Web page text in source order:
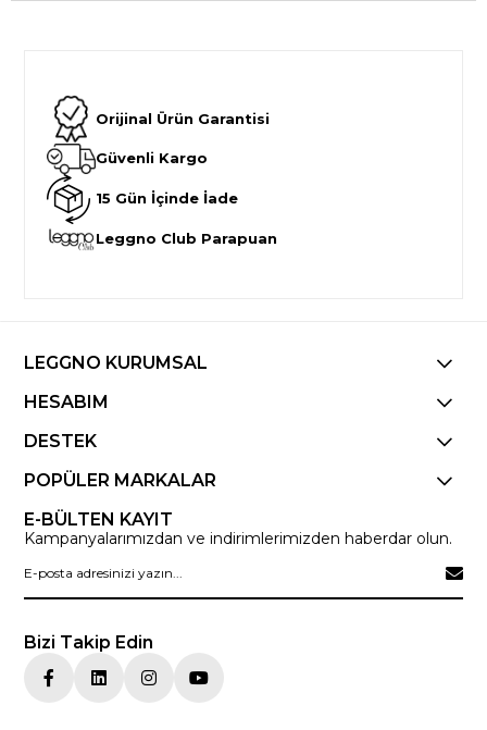
Orijinal Ürün Garantisi
Güvenli Kargo
15 Gün İçinde İade
Leggno Club Parapuan
LEGGNO KURUMSAL
HESABIM
DESTEK
POPÜLER MARKALAR
E-BÜLTEN KAYIT
Kampanyalarımızdan ve indirimlerimizden haberdar olun.
Bizi Takip Edin